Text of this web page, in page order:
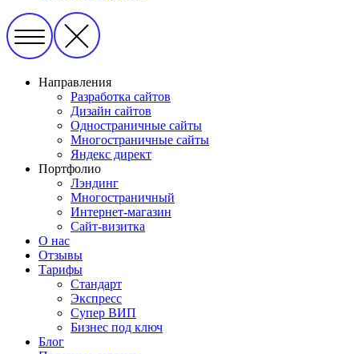
Направления
Разработка сайтов
Дизайн сайтов
Одностраничные сайты
Многостраничные сайты
Яндекс директ
Портфолио
Лэндинг
Многостраничный
Интернет-магазин
Сайт-визитка
О нас
Отзывы
Тарифы
Стандарт
Экспресс
Супер ВИП
Бизнес под ключ
Блог